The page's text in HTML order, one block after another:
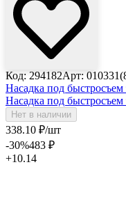
Код: 294182Арт:
Насадка под быстросъем
Насадка под быстросъем
Нет в наличии
338.10 ₽/шт
-30%483 ₽
+10.14